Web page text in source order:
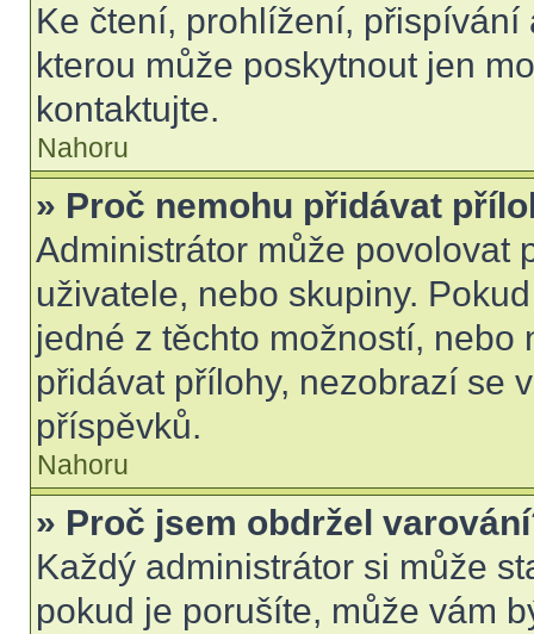
Ke čtení, prohlížení,
kterou může poskytnout jen
kontaktujte.
Nahoru
» Proč nemohu přidávat
Administrátor může povolovat
uživatele, nebo skupiny.
jedné z těchto možností,
přidávat přílohy, nezobrazí se
příspěvků.
Nahoru
» Proč jsem obdržel
Každý administrátor si může
pokud je porušíte, může vám